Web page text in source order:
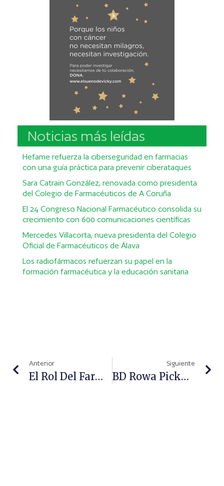
Noticias más leídas
Hefame refuerza la ciberseguridad en farmacias
con una guía práctica para prevenir ciberataques
Sara Catrain González, renovada como presidenta
del Colegio de Farmacéuticos de A Coruña
El 24 Congreso Nacional Farmacéutico consolida su
crecimiento con 600 comunicaciones científicas
Mercedes Villacorta, nueva presidenta del Colegio
Oficial de Farmacéuticos de Álava
Los radiofármacos refuerzan su papel en la
formación farmacéutica y la educación sanitaria
Anterior
El Rol Del Farmacéutico Contra El Tabaquismo: Una Ayuda Clave
Siguiente
BD Rowa Pickup, Recogida Automatizada De Productos En Farmacia Las 24 Horas Del Día